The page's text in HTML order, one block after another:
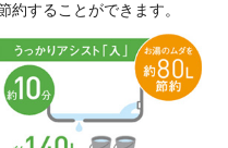
約することができます。